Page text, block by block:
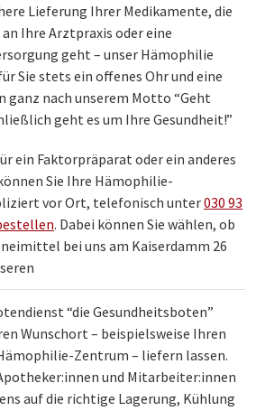
Lieferung Ihrer Medikamente, die
Ihre Arztpraxis oder eine
geht – unser Hämophilie
Sie stets ein offenes Ohr und eine
ganz nach unserem Motto “Geht
geht es um Ihre Gesundheit!”
ein Faktorpräparat oder ein anderes
Sie Ihre Hämophilie-
vor Ort, telefonisch unter030 93
. Dabei können Sie wählen, ob
bei uns am Kaiserdamm 26
“die Gesundheitsboten”
Wunschort – beispielsweise Ihren
Zentrum – liefern lassen.
und Mitarbeiter:innen
auf die richtige Lagerung, Kühlung